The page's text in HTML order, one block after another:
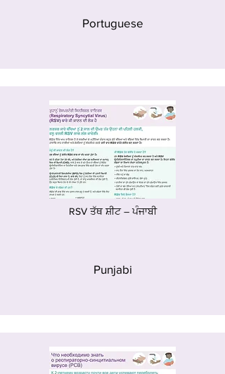
Portuguese
RSV ਤੱਥ ਸ਼ੀਟ – ਪੰਜਾਬੀ
Punjabi